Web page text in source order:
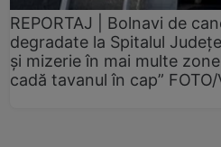
REPORTAJ | Bolnavi de
degradate la Spitalul
și mizerie în mai multe
cadă tavanul în cap” FOTO/